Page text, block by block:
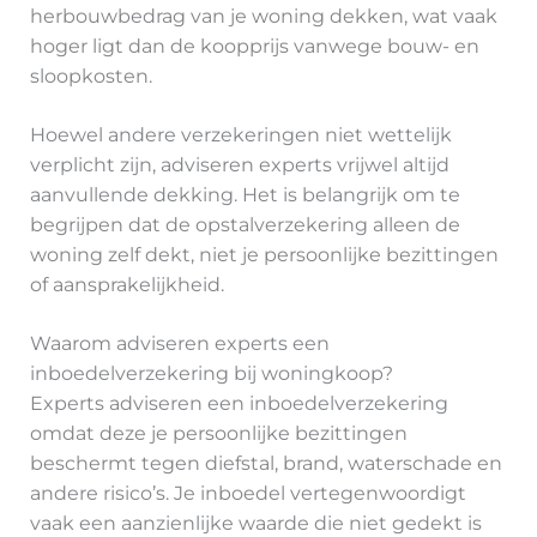
herbouwbedrag van je woning dekken, wat vaak
hoger ligt dan de koopprijs vanwege bouw- en
sloopkosten.
Hoewel andere verzekeringen niet wettelijk
verplicht zijn, adviseren experts vrijwel altijd
aanvullende dekking. Het is belangrijk om te
begrijpen dat de opstalverzekering alleen de
woning zelf dekt, niet je persoonlijke bezittingen
of aansprakelijkheid.
Waarom adviseren experts een
inboedelverzekering bij woningkoop?
Experts adviseren een inboedelverzekering
omdat deze je persoonlijke bezittingen
beschermt tegen diefstal, brand, waterschade en
andere risico’s. Je inboedel vertegenwoordigt
vaak een aanzienlijke waarde die niet gedekt is